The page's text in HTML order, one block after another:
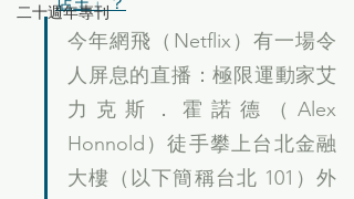
二十週年專刊
今年網飛（Netflix）有一場令
人屏息的直播：極限運動家艾
力克斯．霍諾德（Alex
Honnold）徒手攀上台北金融
大樓（以下簡稱台北 101）外